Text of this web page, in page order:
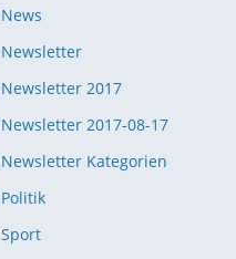
News
Newsletter
Newsletter 2017
Newsletter 2017-08-17
Newsletter Kategorien
Politik
Sport